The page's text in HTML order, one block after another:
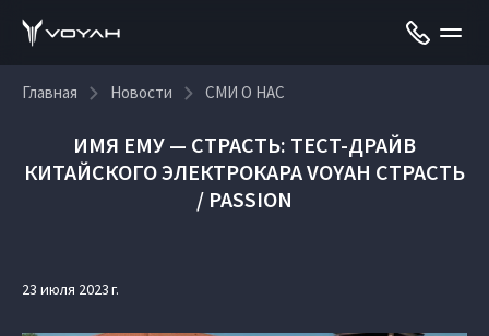
Главная Новости СМИ О НАС
ИМЯ ЕМУ — СТРАСТЬ: ТЕСТ-ДРАЙВ
КИТАЙСКОГО ЭЛЕКТРОКАРА VOYAH СТРАСТЬ
/ PASSION
23 июля 2023 г.